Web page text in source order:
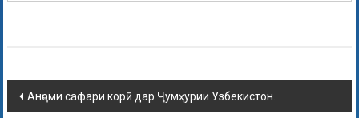
Анҷоми сафари корӣ дар Ҷумҳурии Узбекистон.